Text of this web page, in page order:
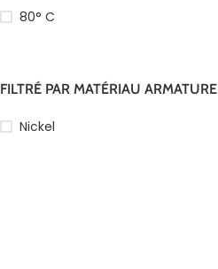
80° C
FILTRÉ PAR MATÉRIAU ARMATURE
Nickel